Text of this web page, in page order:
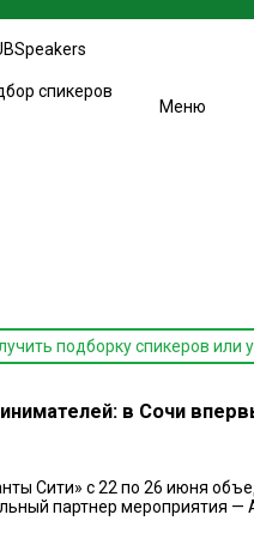
спикеров
Меню
подборку спикеров или
в Сочи
Сити» с 22 по 26 июня
партнер мероприятия —